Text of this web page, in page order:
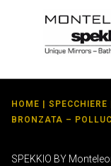
HOME | SPECCHIERE
BRONZATA –
SPEKKIO BY